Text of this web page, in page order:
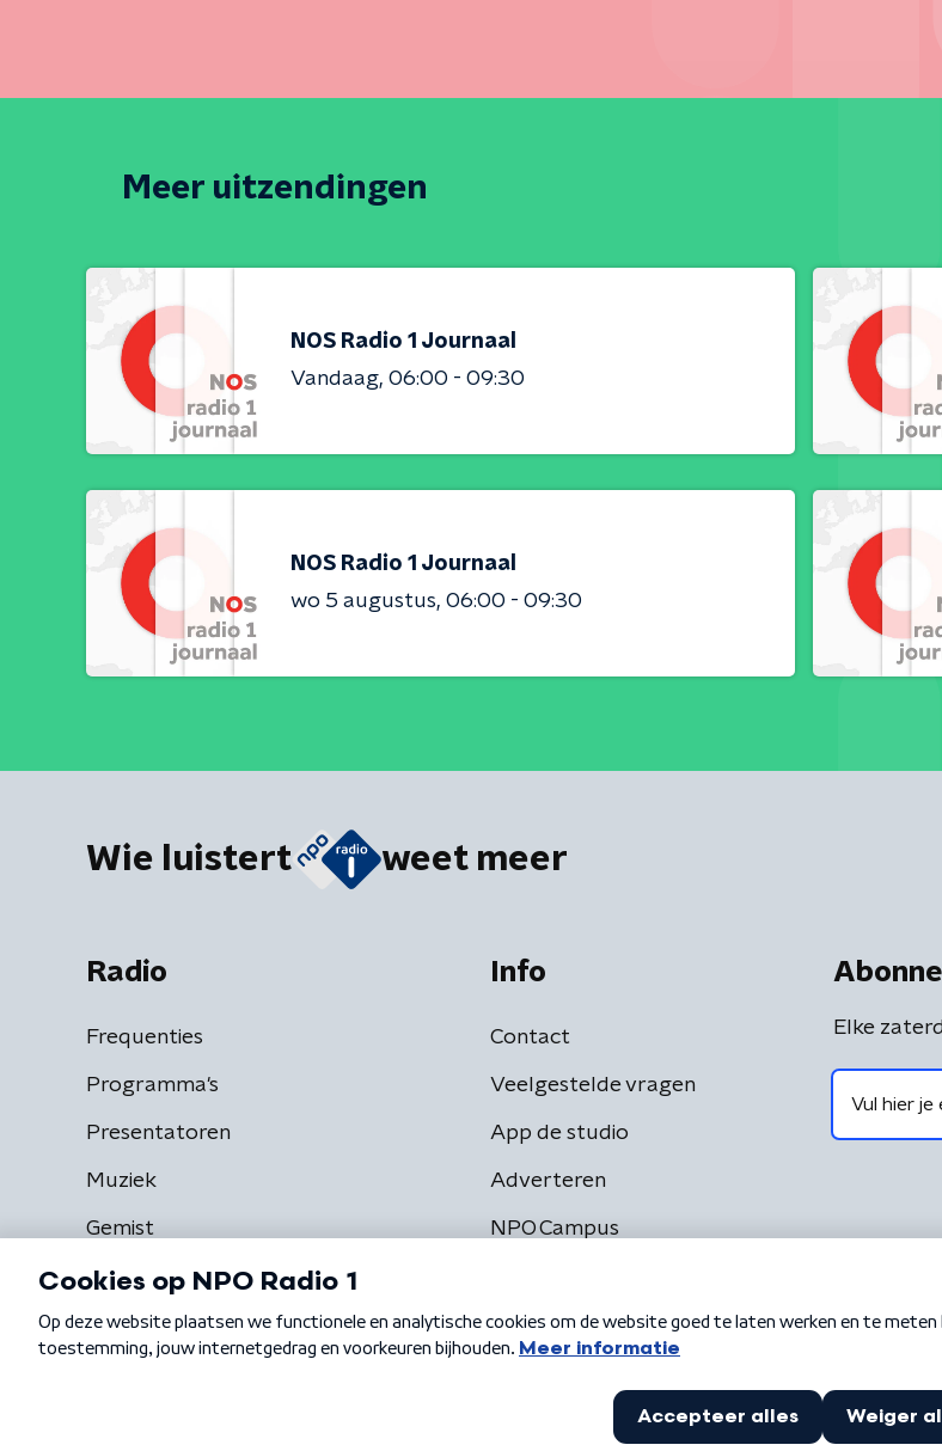
Meer uitzendingen
NOS Radio 1 Journaal
Vandaag 06:00 - 09:30
NOS Radio 1 Journaal
wo 5 augustus 06:00 - 09:30
Wie luistert weet meer
Radio
Frequenties
Programma's
Presentatoren
Muziek
Gemist
Info
Contact
Veelgestelde vragen
App de studio
Adverteren
NPO Campus
Elke
Algemene voorwaarden Privacybeleid